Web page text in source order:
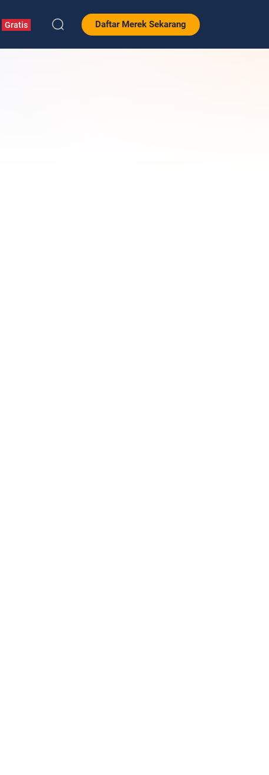
Gratis Daftar Merek Sekarang